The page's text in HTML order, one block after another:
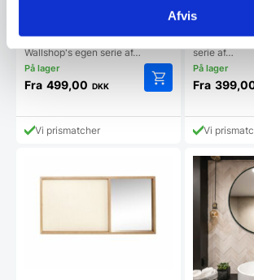
Afvis
aluminimums ramme fra
Wallshop's egen serie af…
Fra 499,00 DKK
vare
varianter.
Mulighederne
kan
på
varesiden
Vi prismatcher
trælook
i trælook fra
serie af…
Fra
Vi